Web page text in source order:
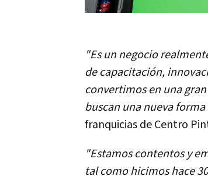
"Es un negocio
de capacitación,
convertimos en una
buscan una nueva
franquicias de Centro
"Estamos contentos y
tal como hicimos hace